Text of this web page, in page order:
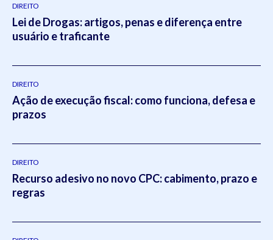
DIREITO
Lei de Drogas: artigos, penas e diferença entre
usuário e traficante
DIREITO
Ação de execução fiscal: como funciona, defesa e
prazos
DIREITO
Recurso adesivo no novo CPC: cabimento, prazo e
regras